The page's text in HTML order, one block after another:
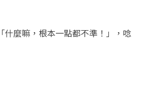
麼嘛，根本一點都不準！」，唸